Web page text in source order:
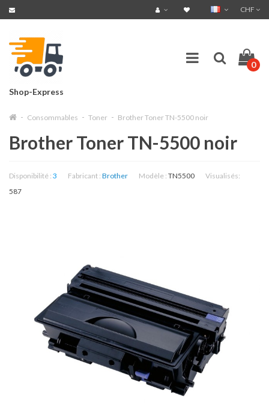
CHF
Shop-Express
0
Consommables Toner Brother Toner TN-5500 noir
Brother Toner TN-5500 noir
Disponibilité : 3 Fabricant : Brother Modèle : TN5500
Visualisés:
587